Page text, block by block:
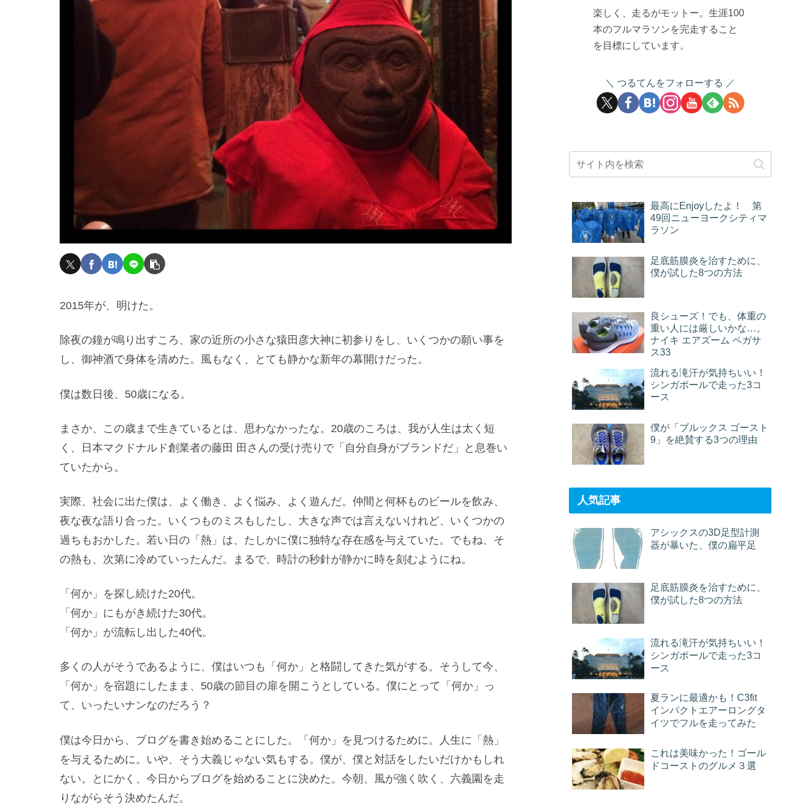
2015年が、明けた。
除夜の鐘が鳴り出すころ、家の近所の小さな猿田彦大神に初参りをし、いくつかの願い事を
し、御神酒で身体を清めた。風もなく、とても静かな新年の幕開けだった。
僕は数日後、50歳になる。
まさか、この歳まで生きているとは、思わなかったな。20歳のころは、我が人生は太く短
く、日本マクドナルド創業者の藤田 田さんの受け売りで「自分自身がブランドだ」と息巻い
ていたから。
実際、社会に出た僕は、よく働き、よく悩み、よく遊んだ。仲間と何杯ものビールを飲み、
夜な夜な語り合った。いくつものミスもしたし、大きな声では言えないけれど、いくつかの
過ちもおかした。若い日の「熱」は、たしかに僕に独特な存在感を与えていた。でもね、そ
の熱も、次第に冷めていったんだ。まるで、時計の秒針が静かに時を刻むようにね。
「何か」を探し続けた20代。
「何か」にもがき続けた30代。
「何か」が流転し出した40代。
多くの人がそうであるように、僕はいつも「何か」と格闘してきた気がする。そうして今、
「何か」を宿題にしたまま、50歳の節目の扉を開こうとしている。僕にとって「何か」っ
て、いったいナンなのだろう？
僕は今日から、ブログを書き始めることにした。「何か」を見つけるために。人生に「熱」
を与えるために。いや、そう大義じゃない気もする。僕が、僕と対話をしたいだけかもしれ
ない。とにかく、今日からブログを始めることに決めた。今朝、風が強く吹く、六義園を走
りながらそう決めたんだ。
楽しく、走るがモットー。生涯100
本のフルマラソンを完走すること
を目標にしています。
つるてんをフォローする
最高にEnjoyしたよ！ 第
49回ニューヨークシティマ
ラソン
足底筋膜炎を治すために、
僕が試した8つの方法
良シューズ！でも、体重の
重い人には厳しいかな…。
ナイキ エアズーム ペガサ
ス33
流れる滝汗が気持ちいい！
シンガポールで走った3コ
ース
僕が「ブルックス ゴースト
9」を絶賛する3つの理由
人気記事
アシックスの3D足型計測
器が暴いた、僕の扁平足
足底筋膜炎を治すために、
僕が試した8つの方法
流れる滝汗が気持ちいい！
シンガポールで走った3コ
ース
夏ランに最適かも！C3fit
インパクトエアーロングタ
イツでフルを走ってみた
これは美味かった！ゴール
ドコーストのグルメ３選